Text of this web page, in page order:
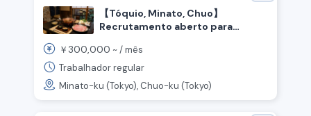
【Tóquio, Minato, Chuo】
Recrutamento aberto para
em restaurante de pratos de
carne de porco
￥ 300,000 ~ /mês
Trabalhador regular
Minato-ku (Tokyo), Chuo-ku (Tokyo)